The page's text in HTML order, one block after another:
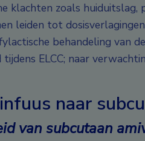
klachten zoals huiduitslag,
leiden tot
behandeling van
ELCC; naar
naar
van subcutaan